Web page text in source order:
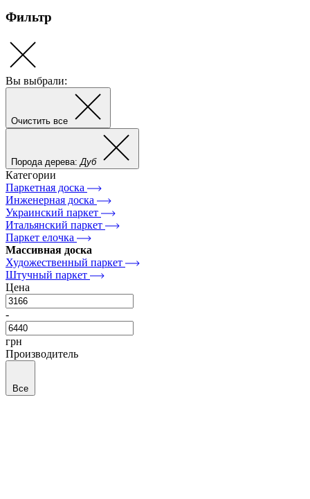
Фильтр
Вы выбрали:
Очистить все
Порода дерева:Дуб
Категории
Паркетная доска
Инженерная доска
Украинский паркет
Итальянский паркет
Паркет елочка
Массивная доска
Художественный паркет
Штучный паркет
Цена
-
грн
Производитель
Все